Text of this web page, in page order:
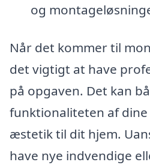
og
Når det kommer til
det vigtigt at have
på opgaven. Det kan
funktionaliteten af
æstetik til dit hjem.
have nye indvendige